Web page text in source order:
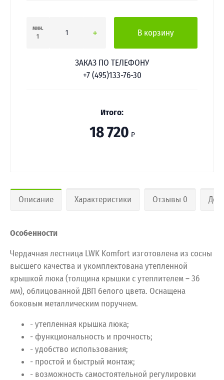
мин.
1
В корзину
ЗАКАЗ ПО ТЕЛЕФОНУ
+7 (495)133-76-30
Итого:
18 720 ₽
Описание Характеристики Отзывы 0
Особенности
Чердачная лестница LWK Komfort изготовлена из сосны
высшего качества и укомплектована утепленной
крышкой люка (толщина крышки с утеплителем – 36
мм), облицованной ДВП белого цвета. Оснащена
боковым металлическим поручнем.
- утепленная крышка люка;
- функциональность и прочность;
- удобство использования;
- простой и быстрый монтаж;
- возможность самостоятельной регулировки